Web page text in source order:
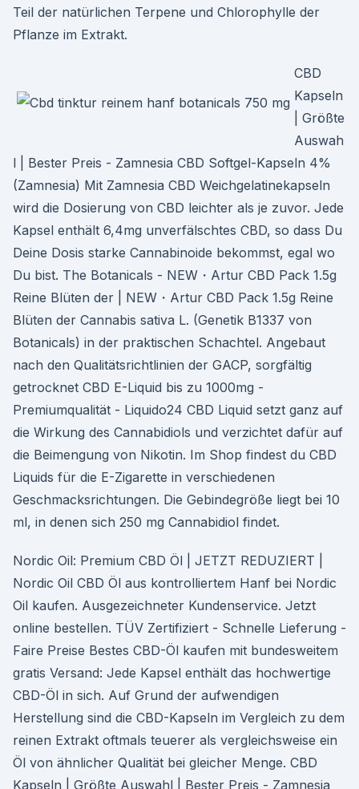
Teil der natürlichen Terpene und Chlorophylle der
Pflanze im Extrakt.
CBD
Kapseln
| Größte
Auswah
l | Bester Preis - Zamnesia CBD Softgel-Kapseln 4%
(Zamnesia) Mit Zamnesia CBD Weichgelatinekapseln
wird die Dosierung von CBD leichter als je zuvor. Jede
Kapsel enthält 6,4mg unverfälschtes CBD, so dass Du
Deine Dosis starke Cannabinoide bekommst, egal wo
Du bist. The Botanicals - NEW・Artur CBD Pack 1.5g
Reine Blüten der | NEW・Artur CBD Pack 1.5g Reine
Blüten der Cannabis sativa L. (Genetik B1337 von
Botanicals) in der praktischen Schachtel. Angebaut
nach den Qualitätsrichtlinien der GACP, sorgfältig
getrocknet CBD E-Liquid bis zu 1000mg -
Premiumqualität - Liquido24 CBD Liquid setzt ganz auf
die Wirkung des Cannabidiols und verzichtet dafür auf
die Beimengung von Nikotin. Im Shop findest du CBD
Liquids für die E-Zigarette in verschiedenen
Geschmacksrichtungen. Die Gebindegröße liegt bei 10
ml, in denen sich 250 mg Cannabidiol findet.
Nordic Oil: Premium CBD Öl | JETZT REDUZIERT |
Nordic Oil CBD Öl aus kontrolliertem Hanf bei Nordic
Oil kaufen. Ausgezeichneter Kundenservice. Jetzt
online bestellen. TÜV Zertifiziert - Schnelle Lieferung -
Faire Preise Bestes CBD-Öl kaufen mit bundesweitem
gratis Versand: Jede Kapsel enthält das hochwertige
CBD-Öl in sich. Auf Grund der aufwendigen
Herstellung sind die CBD-Kapseln im Vergleich zu dem
reinen Extrakt oftmals teuerer als vergleichsweise ein
Öl von ähnlicher Qualität bei gleicher Menge. CBD
Kapseln | Größte Auswahl | Bester Preis - Zamnesia